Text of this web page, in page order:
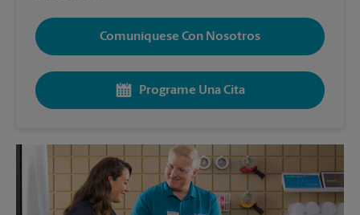
Comuníquese Con Nosotros
Programe Una Cita